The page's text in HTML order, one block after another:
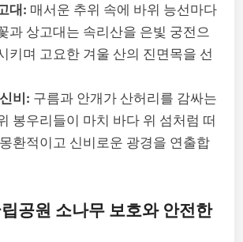
대: 매서운 추위 속에 바위 능선마다
과 상고대는 속리산을 은빛 궁전으
키며 고요한 겨울 산의 진면목을 선
비: 구름과 안개가 산허리를 감싸는
봉우리들이 마치 바다 위 섬처럼 떠
환적이고 신비로운 광경을 연출합
공원 소나무 보호와 안전한